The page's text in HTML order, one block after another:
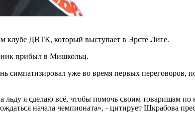
клубе ДВТК, который выступает в Эрсте Лиге.
прибыл в Мишкольц.
симпатизировал уже во время первых переговоров,
я сделаю всё, чтобы помочь своим товарищам по
начала чемпионата», - цитирует Шкрабова